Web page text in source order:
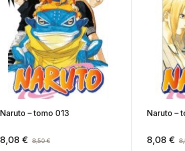
Naruto – tomo 013
8,08 € 8,50€
Naruto –
8,08 €